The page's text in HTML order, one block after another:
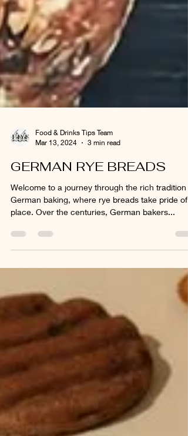
Mar 13, 2024
3 min read
GERMAN RYE BREADS
Welcome to a journey through the rich tradition
place. Over the centuries, German bakers...